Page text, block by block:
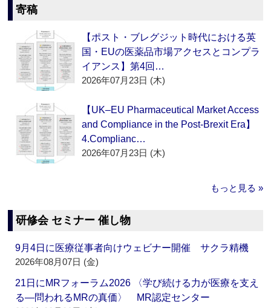
寄稿
【ポスト・ブレグジット時代における英
国・EUの医薬品市場アクセスとコンプラ
イアンス】第4回…
2026年07月23日 (木)
【UK–EU Pharmaceutical Market Access
and Compliance in the Post-Brexit Era】
4.Complianc…
2026年07月23日 (木)
もっと見る »
研修会 セミナー 催し物
9月4日に医療従事者向けウェビナー開催 サクラ精機
2026年08月07日 (金)
21日にMRフォーラム2026 〈学び続ける力が医療を支え
る―問われるMRの真価〉 MR認定センター